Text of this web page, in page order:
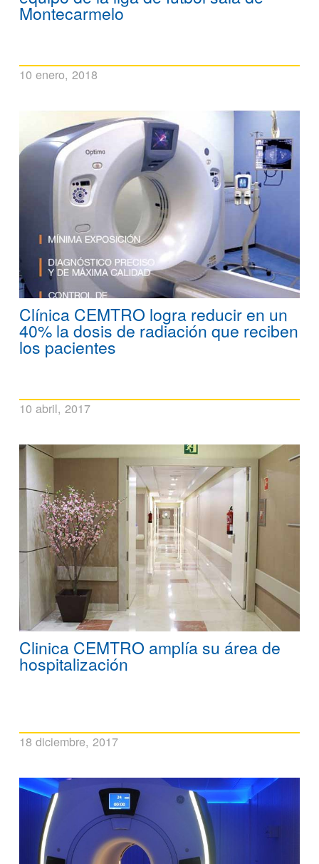
Montecarmelo
10 enero, 2018
Clínica CEMTRO logra reducir en un
40% la dosis de radiación que reciben
los pacientes
10 abril, 2017
Clinica CEMTRO amplía su área de
hospitalización
18 diciembre, 2017